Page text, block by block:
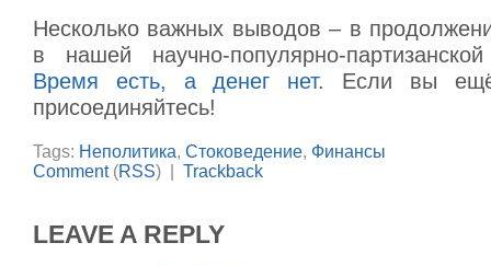
Несколько важных выводов – в
в нашей научно-популярно-
Время есть, а денег нет. Если вы
присоединяйтесь!
Tags: Неполитика, Стоковедение, Финансы
Comment(RSS) | Trackback
LEAVE A REPLY